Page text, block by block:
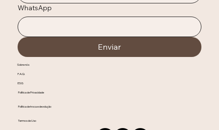
WhatsApp
Enviar
Sobre nós
F.A.Q.
ESG
Política de Privacidade
Política de troca e devolução
Termos de Uso